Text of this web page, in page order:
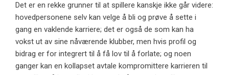
Det er en rekke grunner til at spillere kanskje ikke går videre:
hovedpersonene selv kan velge å bli og prøve å sette i
gang en vaklende karriere; det er også de som kan ha
vokst ut av sine nåværende klubber, men hvis profil og
bidrag er for integrert til å få lov til å forlate; og noen
ganger kan en kollapset avtale kompromittere karrieren til